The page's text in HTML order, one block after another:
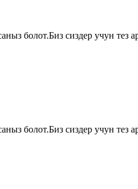
болот.Биз сиздер учун тез
болот.Биз сиздер учун тез